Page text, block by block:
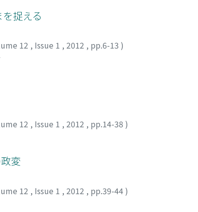
捉える
12 , Issue 1 , 2012 , pp.6-13 )
12 , Issue 1 , 2012 , pp.14-38 )
変
12 , Issue 1 , 2012 , pp.39-44)